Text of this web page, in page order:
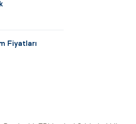
Fiyatları